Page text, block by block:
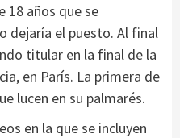
18 años que se
dejaría el puesto. Al final
titular en la final de la
en París. La primera de
lucen en su palmarés.
en la que se incluyen